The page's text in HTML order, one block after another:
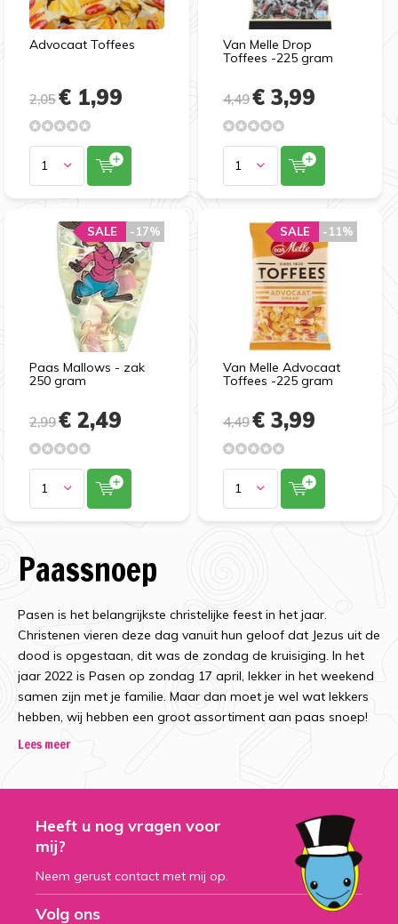
Advocaat Toffees
2,05€ 1,99
Van Melle Drop
Toffees -225 gram
4,49€ 3,99
Paas Mallows - zak
250 gram
-17%
SALE
2,99€ 2,49
Van Melle Advocaat
Toffees -225 gram
-11%
SALE
4,49€ 3,99
Paassnoep
Pasen is het belangrijkste christelijke feest in het jaar.
Christenen vieren deze dag vanuit hun geloof dat Jezus uit de
dood is opgestaan, dit was de zondag de kruisiging. In het
jaar 2022 is Pasen op zondag 17 april, lekker in het weekend
samen zijn met je familie. Maar dan moet je wel wat lekkers
hebben, wij hebben een groot assortiment aan paas snoep!
We kennen het allemaal: de zoektocht naar paaseieren met
Pasen, maar er is veel meer rondom Pasen. Of je nou gezellig
gaat zoeken naar de eieren of heerlijk toekijkt vanuit de
woonkamer met een lekker bakje koffie, Pasen is een feest
waar snoep en lekkernij bij komt kijken. In het assortiment van
Snoepdiscounter bieden we alle soorten snoep voor het
Lees meer
Heeft u nog vragen voor
mij?
Neem gerust contact met mij op.
Volg ons